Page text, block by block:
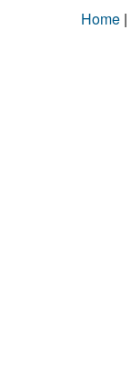
Home |